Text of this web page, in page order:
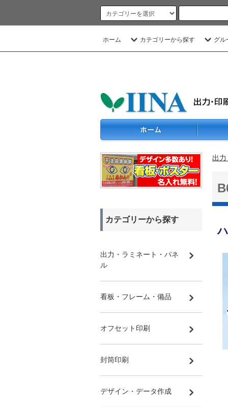
ホーム カテゴリーから探す グル
出
カテゴリーから探す
出力・ラミネート・パネ
ル
看板・フレーム・備品
オフセット印刷
封筒印刷
デザイン・データ作成